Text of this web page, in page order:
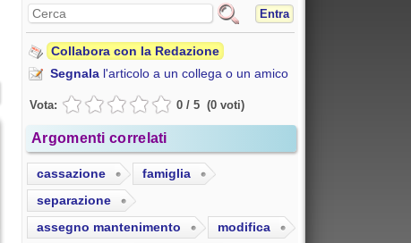
Entra
Collabora con la Redazione
Segnala l'articolo a un collega o un amico
Vota: 0 / 5 (0 voti)
Argomenti correlati
cassazione
famiglia
separazione
assegno mantenimento
modifica